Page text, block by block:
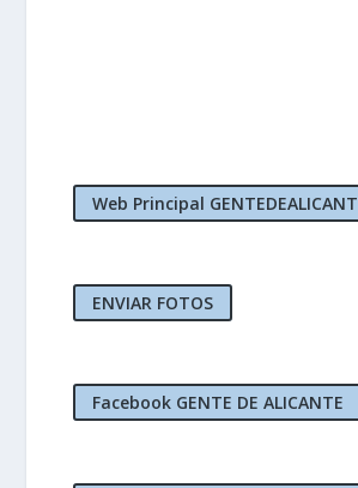
Web Principal
ENVIAR FOTOS
Facebook GENTE DE ALICANTE